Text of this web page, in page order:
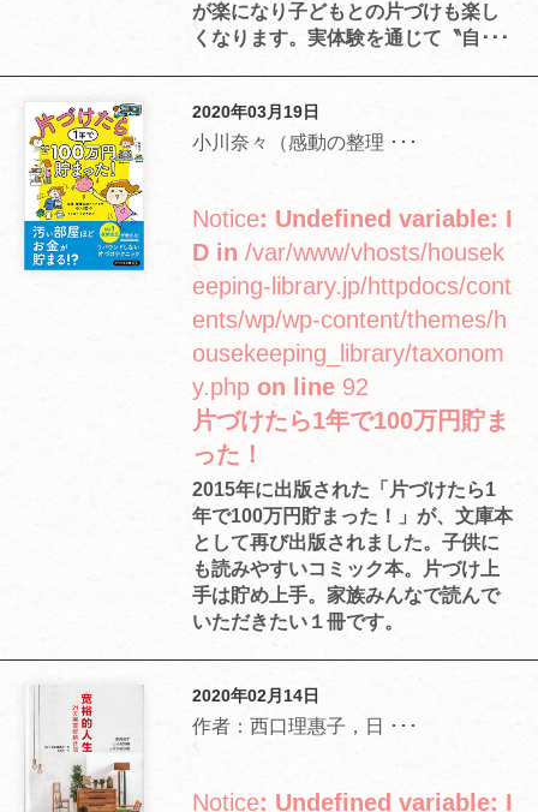
が楽になり子どもとの片づけも楽し
くなります。実体験を通じて〝自･･･
2020年03月19日
小川奈々（感動の整理 ･･･
Notice: Undefined variable: I
D in /var/www/vhosts/housek
eeping-library.jp/httpdocs/cont
ents/wp/wp-content/themes/h
ousekeeping_library/taxonom
y.php on line 92
片づけたら1年で100万円貯ま
った！
2015年に出版された「片づけたら1
年で100万円貯まった！」が、文庫本
として再び出版されました。子供に
も読みやすいコミック本。片づけ上
手は貯め上手。家族みんなで読んで
いただきたい１冊です。
2020年02月14日
作者：西口理惠子，日 ･･･
Notice: Undefined variable: I